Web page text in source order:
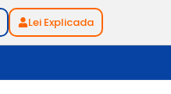
Lei Explicada